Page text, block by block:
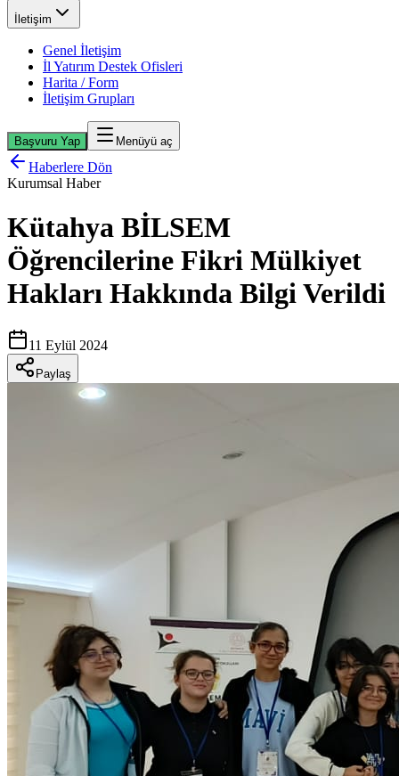
İletişim
Genel İletişim
İl Yatırım Destek Ofisleri
Harita / Form
İletişim Grupları
Başvuru Yap Menüyü aç
Haberlere Dön
Kurumsal Haber
Kütahya BİLSEM
Öğrencilerine Fikri Mülkiyet
Hakları Hakkında Bilgi Verildi
11 Eylül 2024
Paylaş